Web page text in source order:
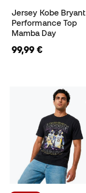
Jersey Kobe Bryant
Performance Top
Mamba Day
99,99 €